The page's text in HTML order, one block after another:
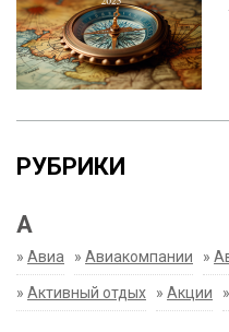
РУБРИКИ
А
» Авиа » Авиакомпании »
» Активный отдых » Акции »